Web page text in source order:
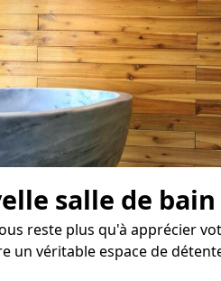
salle de bain
reste plus qu'à apprécier
un véritable espace de